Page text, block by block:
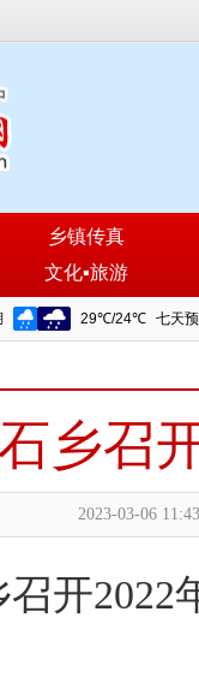
乡镇传真
文化▪旅游
乡召
2023-03-06
开